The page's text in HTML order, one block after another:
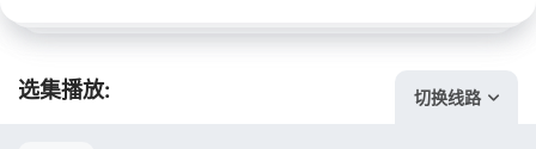
选集播放: 切换线路